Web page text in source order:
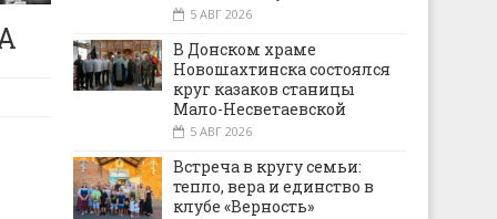
5 АВГ 2026
В Донском храме
Новошахтинска состоялся
круг казаков станицы
Мало-Несветаевской
5 АВГ 2026
Встреча в кругу семьи:
тепло, вера и единство в
клубе «Верность»